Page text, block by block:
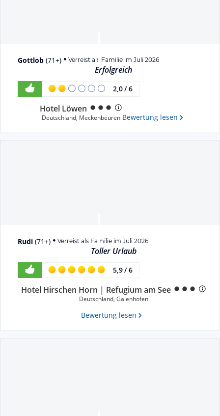
Gottlob (71+) Verreist als Familie im Juli 2026
Erfolgreich
2,0/ 6
Hotel Löwen
Deutschland, Meckenbeuren Bewertung lesen
Rudi (71+) Verreist als Familie im Juli 2026
Toller Urlaub
5,9/ 6
Hotel Hirschen Horn | Refugium am See
Deutschland, Gaienhofen
Bewertung lesen